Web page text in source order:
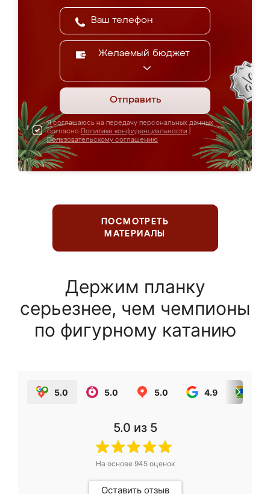
Желаемый бюджет
Отправить
Я соглашаюсь на передачу персональных данных
согласно Политике конфиденциальности
Пользовательскому соглашению
ПОСМОТРЕТЬ
МАТЕРИАЛЫ
Держим планку
серьезнее, чем чемпионы
по фигурному катанию
5.0 5.0 5.0 4.9
5.0 из 5
На основе 945оценок
Оставить отзыв